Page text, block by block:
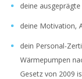
deine
deine Motivation,
dein Personal-
Wärmepumpen
Gesetz von 2009